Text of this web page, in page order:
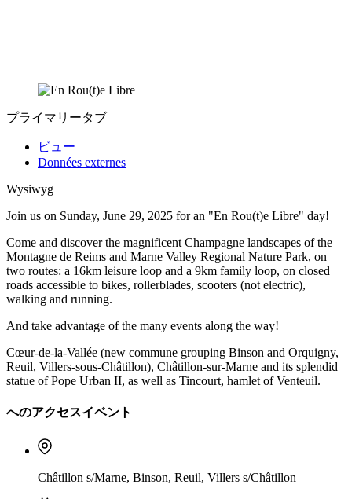
プライマリータブ
ビュー
Données externes
Wysiwyg
Join us on Sunday, June 29, 2025 for an "En Rou(t)e Libre" day!
Come and discover the magnificent Champagne landscapes of the
Montagne de Reims and Marne Valley Regional Nature Park, on
two routes: a 16km leisure loop and a 9km family loop, on closed
roads accessible to bikes, rollerblades, scooters (not electric),
walking and running.
And take advantage of the many events along the way!
Cœur-de-la-Vallée (new commune grouping Binson and Orquigny,
Reuil, Villers-sous-Châtillon), Châtillon-sur-Marne and its splendid
statue of Pope Urban II, as well as Tincourt, hamlet of Venteuil.
へのアクセスイベント
Châtillon s/Marne, Binson, Reuil, Villers s/Châtillon